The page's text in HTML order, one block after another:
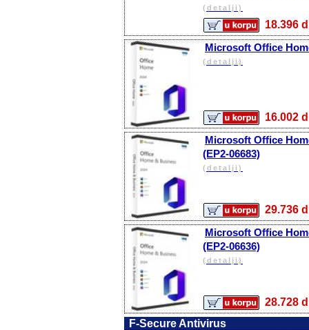
(detalji)
Microsoft Office
(detalji)
Microsoft Office
(EP2-06683)
(detalji)
Microsoft Office
(EP2-06636)
(detalji)
F-Secure Antivirus